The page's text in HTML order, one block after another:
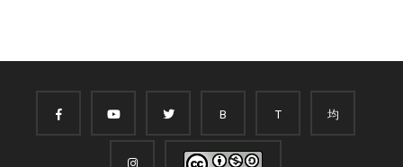
B T 均